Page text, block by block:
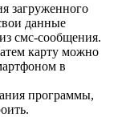
загруженного
данные
смс-сообщения.
карту можно
в
программы,